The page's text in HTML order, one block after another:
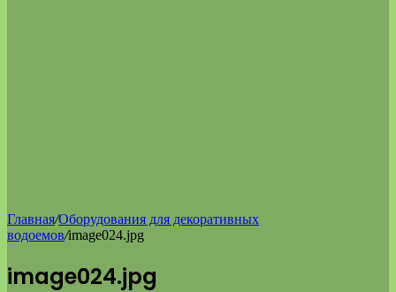
Главная/Оборудования для декоративных
водоемов/image024.jpg
image024.jpg